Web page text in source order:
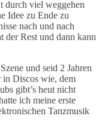
durch viel weggehen
Idee zu Ende zu
nach und nach
der Rest und dann kann
und seid 2 Jahren
in Discos wie, dem
gibt’s heut nicht
ich meine erste
Tanzmusik